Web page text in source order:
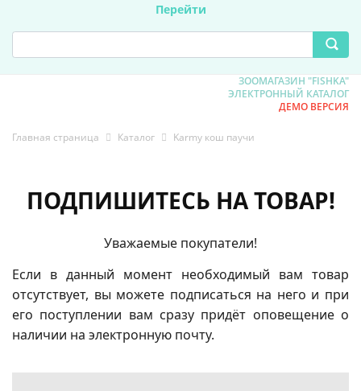
Перейти
ЗООМАГАЗИН "FISHKA"
ЭЛЕКТРОННЫЙ КАТАЛОГ
ДЕМО ВЕРСИЯ
Главная страница Каталог Karmy кош паучи
ПОДПИШИТЕСЬ НА ТОВАР!
Уважаемые покупатели!
Если в данный момент необходимый вам товар
отсутствует, вы можете подписаться на него и при
его поступлении вам сразу придёт оповещение о
наличии на электронную почту.